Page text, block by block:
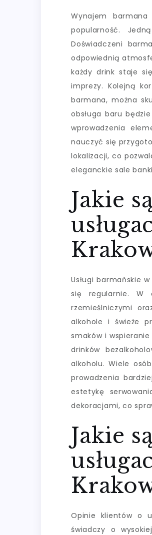
Wynajem
popularność.
Doświadczeni
odpowiednią
każdy drink staje
imprezy. Kolejną
barmana, można
obsługa baru
wprowadzenia
nauczyć się
lokalizacji, co
eleganckie sale
Jakie
Usługi barmańskie
się regularnie. W
rzemieślniczymi
alkohole i świeże
smaków i
drinków
alkoholu. Wiele
prowadzenia
estetykę
dekoracjami, co
Jakie
Opinie klientów o
świadczy o